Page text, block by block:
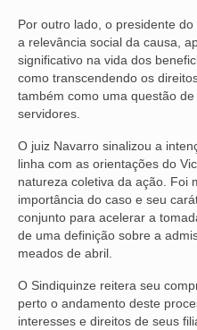
BOLETIM
VÍDEOS
CONVÊNIOS
SINDICALIZE-SE
JURÍDICO
NÚCLEOS
APOSENTADOS
AGENTES DE
ANALISTAS
Por outro lado, o presidente
a relevância social da causa,
significativo na vida dos
como transcendendo os
também como uma questão
servidores.
O juiz Navarro sinalizou a
linha com as orientações do
natureza coletiva da ação. Foi
importância do caso e seu
conjunto para acelerar a
de uma definição sobre a
meados de abril.
O Sindiquinze reitera seu
perto o andamento deste
interesses e direitos de seus